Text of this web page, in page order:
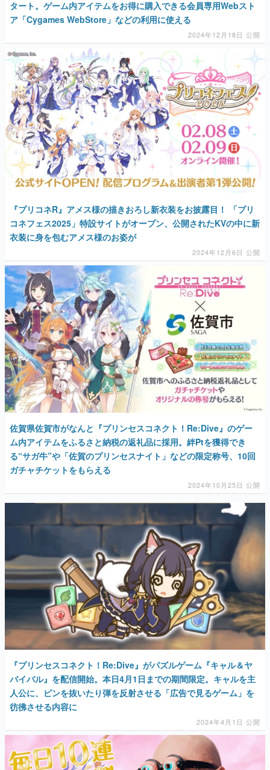
タート。ゲーム内アイテムをお得に購入できる会員専用Webスト
ア「Cygames WebStore」などの利用に使える
2024年12月18日 公開
『プリコネR』アメス様の描きおろし新衣装をお披露目！ 「プリ
コネフェス2025」特設サイトがオープン、公開されたKVの中に新
衣装に身を包むアメス様のお姿が
2024年12月6日 公開
佐賀県佐賀市がなんと『プリンセスコネクト！Re:Dive』のゲー
ム内アイテムをふるさと納税の返礼品に採用。絆Ptを獲得でき
る“サガ牛”や「佐賀のプリンセスナイト」などの限定称号、10回
ガチャチケットをもらえる
2024年10月25日 公開
『プリンセスコネクト！Re:Dive』がパズルゲーム『キャル＆ヤ
バイバル』を配信開始。本日4月1日までの期間限定。キャルを主
人公に、ピンを抜いたり弾を反射させる「広告で見るゲーム」を
彷彿させる内容に
2024年4月1日 公開